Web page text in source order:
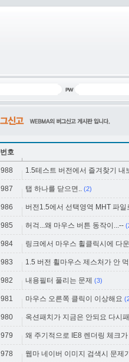
번호
988 1.5테스트 버전에서 즐겨찾기
987 탭 하나를 닫으면.. (2)
986 버전1.5에서 선택영역 MHT 파일
985 허걱...왜 마우스 버튼 동작이...--
984 링크에서 마우스 휠클릭시에 다
983 1.5 버전 휠마우스 제스처가 안
982 내용필터 풀리는 문제 (3)
981 마우스 오른쪽 클릭이 이상해요
980 옥션패치가 지금은 안되요 다시
979 왜 주기적으로 IE8 렌더링 체크
978 웹마 네이버 이미지 검색시 문제